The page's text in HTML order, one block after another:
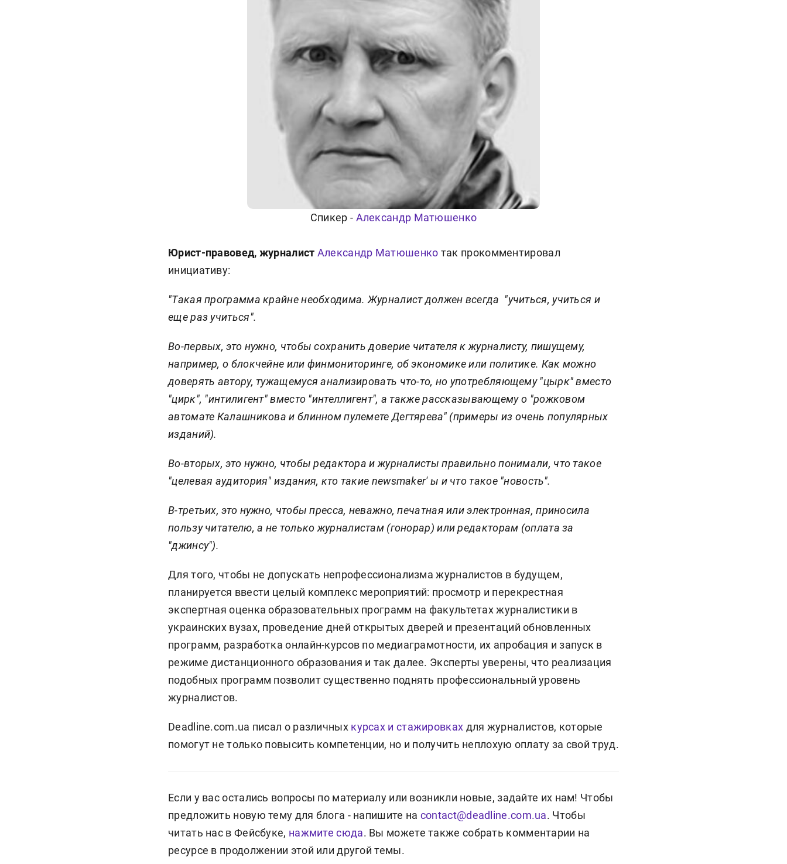
Спикер - Александр Матюшенко
Юрист-правовед, журналист Александр Матюшенко так прокомментировал
инициативу:
"Такая программа крайне необходима. Журналист должен всегда "учиться, учиться и
еще раз учиться".
Во-первых, это нужно, чтобы сохранить доверие читателя к журналисту, пишущему,
например, о блокчейне или финмониторинге, об экономике или политике. Как можно
доверять автору, тужащемуся анализировать что-то, но употребляющему "цырк" вместо
"цирк", "интилигент" вместо "интеллигент", а также рассказывающему о "рожковом
автомате Калашникова и блинном пулемете Дегтярева" (примеры из очень популярных
изданий).
Во-вторых, это нужно, чтобы редактора и журналисты правильно понимали, что такое
"целевая аудитория" издания, кто такие newsmaker' ы и что такое "новость".
В-третьих, это нужно, чтобы пресса, неважно, печатная или электронная, приносила
пользу читателю, а не только журналистам (гонорар) или редакторам (оплата за
"джинсу").
Для того, чтобы не допускать непрофессионализма журналистов в будущем,
планируется ввести целый комплекс мероприятий: просмотр и перекрестная
экспертная оценка образовательных программ на факультетах журналистики в
украинских вузах, проведение дней открытых дверей и презентаций обновленных
программ, разработка онлайн-курсов по медиаграмотности, их апробация и запуск в
режиме дистанционного образования и так далее. Эксперты уверены, что реализация
подобных программ позволит существенно поднять профессиональный уровень
журналистов.
Deadline.com.ua писал о различных курсах и стажировках для журналистов, которые
помогут не только повысить компетенции, но и получить неплохую оплату за свой труд.
Если у вас остались вопросы по материалу или возникли новые, задайте их нам! Чтобы
предложить новую тему для блога - напишите на contact@deadline.com.ua. Чтобы
читать нас в Фейсбуке, нажмите сюда. Вы можете также собрать комментарии на
ресурсе в продолжении этой или другой темы.